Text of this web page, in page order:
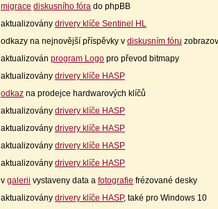
migrace diskusního fóra do phpBB
aktualizovány drivery klíče Sentinel HL
odkazy na nejnovější příspěvky v diskusním fóru
aktualizován program Logo pro převod bitmapy
aktualizovány drivery klíče HASP
odkaz na prodejce hardwarových klíčů
aktualizovány drivery klíče HASP
aktualizovány drivery klíče HASP
aktualizovány drivery klíče HASP
aktualizovány drivery klíče HASP
v galerii vystaveny data a fotografie frézované desky
aktualizovány drivery klíče HASP, také pro Windows 10